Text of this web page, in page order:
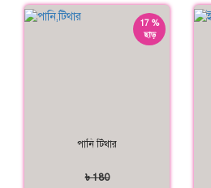
17 %
ছাড়
পানি টিথার
৳ 180